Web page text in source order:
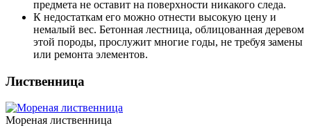
предмета не оставит на поверхности никакого следа.
К недостаткам его можно отнести высокую цену и
немалый вес. Бетонная лестница, облицованная деревом
этой породы, прослужит многие годы, не требуя замены
или ремонта элементов.
Лиственница
Мореная лиственница